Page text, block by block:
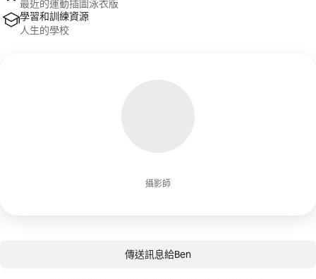
攝影師
最近的運動插圖泳衣版
學習和訓練資源
人生的學校
傳送訊息給Ben